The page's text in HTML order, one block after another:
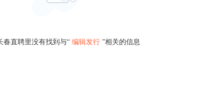
春直聘里没有找到与“ 编辑发行 ”相关的信息